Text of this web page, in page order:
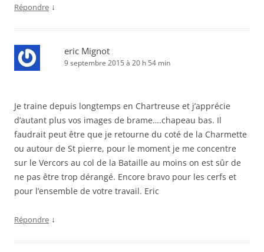
Répondre ↓
eric Mignot
9 septembre 2015 à 20 h 54 min
Je traine depuis longtemps en Chartreuse et j’apprécie
d’autant plus vos images de brame….chapeau bas. Il
faudrait peut être que je retourne du coté de la Charmette
ou autour de St pierre, pour le moment je me concentre
sur le Vercors au col de la Bataille au moins on est sûr de
ne pas être trop dérangé. Encore bravo pour les cerfs et
pour l’ensemble de votre travail. Eric
Répondre ↓